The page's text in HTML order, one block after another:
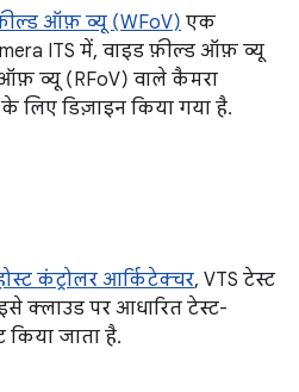
ऑफ़ व्यू (WFoV) एक
ITS में, वाइड फ़ील्ड ऑफ़ व्यू
व्यू (RFoV) वाले कैमरा
लिए डिज़ाइन किया गया है.
कंट्रोलर आर्किटेक्चर, VTS टेस्ट
क्लाउड पर आधारित टेस्ट-
किया जाता है.